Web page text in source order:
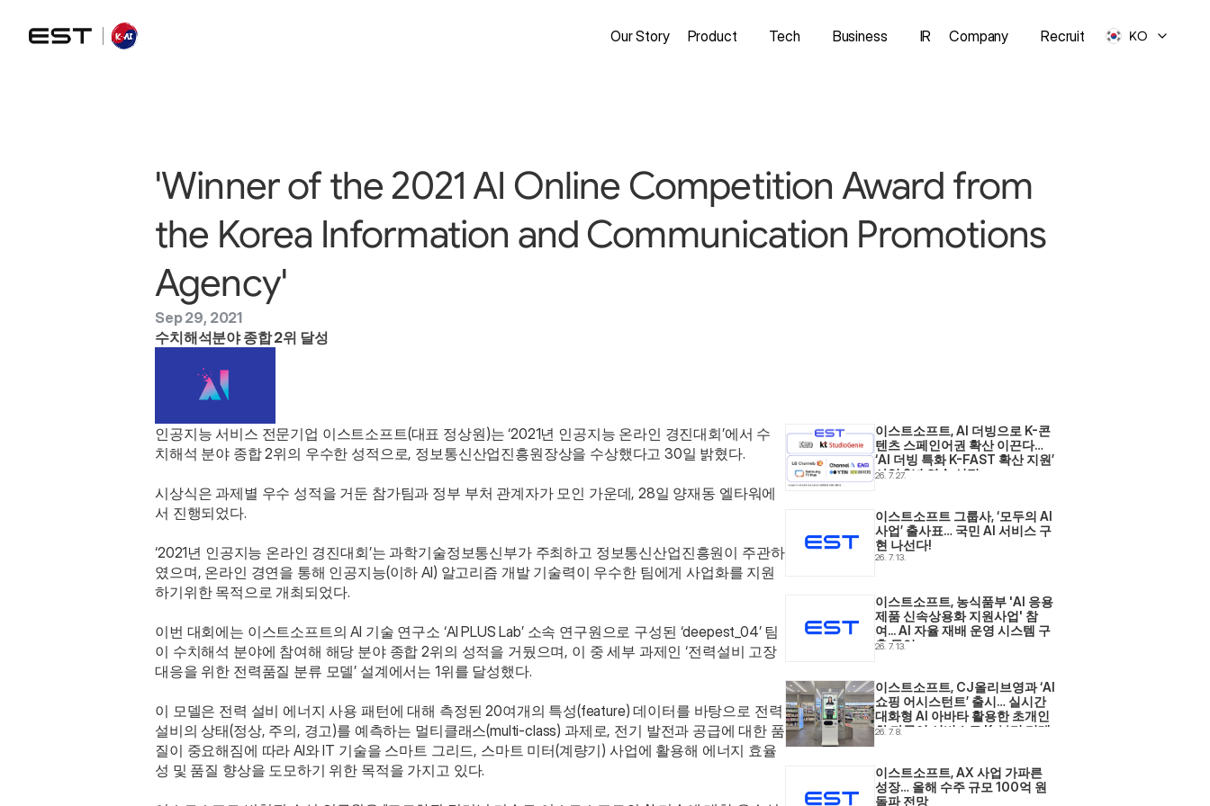
Our Story Product Tech Business IR Company Recruit KO
'Winner of the 2021 AI Online Competition Award from
the Korea Information and Communication Promotions
Agency'
Sep 29, 2021
수치해석분야 종합 2위 달성
인공지능 서비스 전문기업 이스트소프트(대표 정상원)는 ‘2021년 인공지능 온라인 경진대회’에서 수
치해석 분야 종합 2위의 우수한 성적으로, 정보통신산업진흥원장상을 수상했다고 30일 밝혔다.
시상식은 과제별 우수 성적을 거둔 참가팀과 정부 부처 관계자가 모인 가운데, 28일 양재동 엘타워에
서 진행되었다.
‘2021년 인공지능 온라인 경진대회’는 과학기술정보통신부가 주최하고 정보통신산업진흥원이 주관하
였으며, 온라인 경연을 통해 인공지능(이하 AI) 알고리즘 개발 기술력이 우수한 팀에게 사업화를 지원
하기위한 목적으로 개최되었다.
이번 대회에는 이스트소프트의 AI 기술 연구소 ‘AI PLUS Lab’ 소속 연구원으로 구성된 ‘deepest_04’ 팀
이 수치해석 분야에 참여해 해당 분야 종합 2위의 성적을 거뒀으며, 이 중 세부 과제인 ‘전력설비 고장
대응을 위한 전력품질 분류 모델’ 설계에서는 1위를 달성했다.
이 모델은 전력 설비 에너지 사용 패턴에 대해 측정된 20여개의 특성(feature) 데이터를 바탕으로 전력
설비의 상태(정상, 주의, 경고)를 예측하는 멀티클래스(multi-class) 과제로, 전기 발전과 공급에 대한 품
질이 중요해짐에 따라 AI와 IT 기술을 스마트 그리드, 스마트 미터(계량기) 사업에 활용해 에너지 효율
성 및 품질 향상을 도모하기 위한 목적을 가지고 있다.
이스트소프트, AI 더빙으로 K-콘
텐츠 스페인어권 확산 이끈다…
‘AI 더빙 특화 K-FAST 확산 지원’
사업 2년 연속 선정
26. 7. 27.
이스트소프트 그룹사, ‘모두의 AI
사업’ 출사표… 국민 AI 서비스 구
현 나선다!
26. 7. 13.
이스트소프트, 농식품부 'AI 응용
제품 신속상용화 지원사업' 참
여... AI 자율 재배 운영 시스템 구
축 돌입
26. 7. 13.
이스트소프트, CJ올리브영과 ‘AI
쇼핑 어시스턴트’ 출시… 실시간
대화형 AI 아바타 활용한 초개인
화·다국어 서비스로 K-뷰티 리테
26. 7. 8.
이스트소프트, AX 사업 가파른
성장… 올해 수주 규모 100억 원
돌파 전망